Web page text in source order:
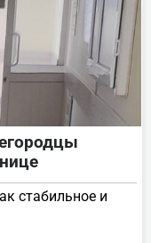
стабильное и